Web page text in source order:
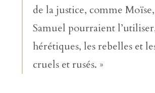
de la justice, comme
Samuel pourraient
hérétiques, les rebelles et
cruels et rusés. »